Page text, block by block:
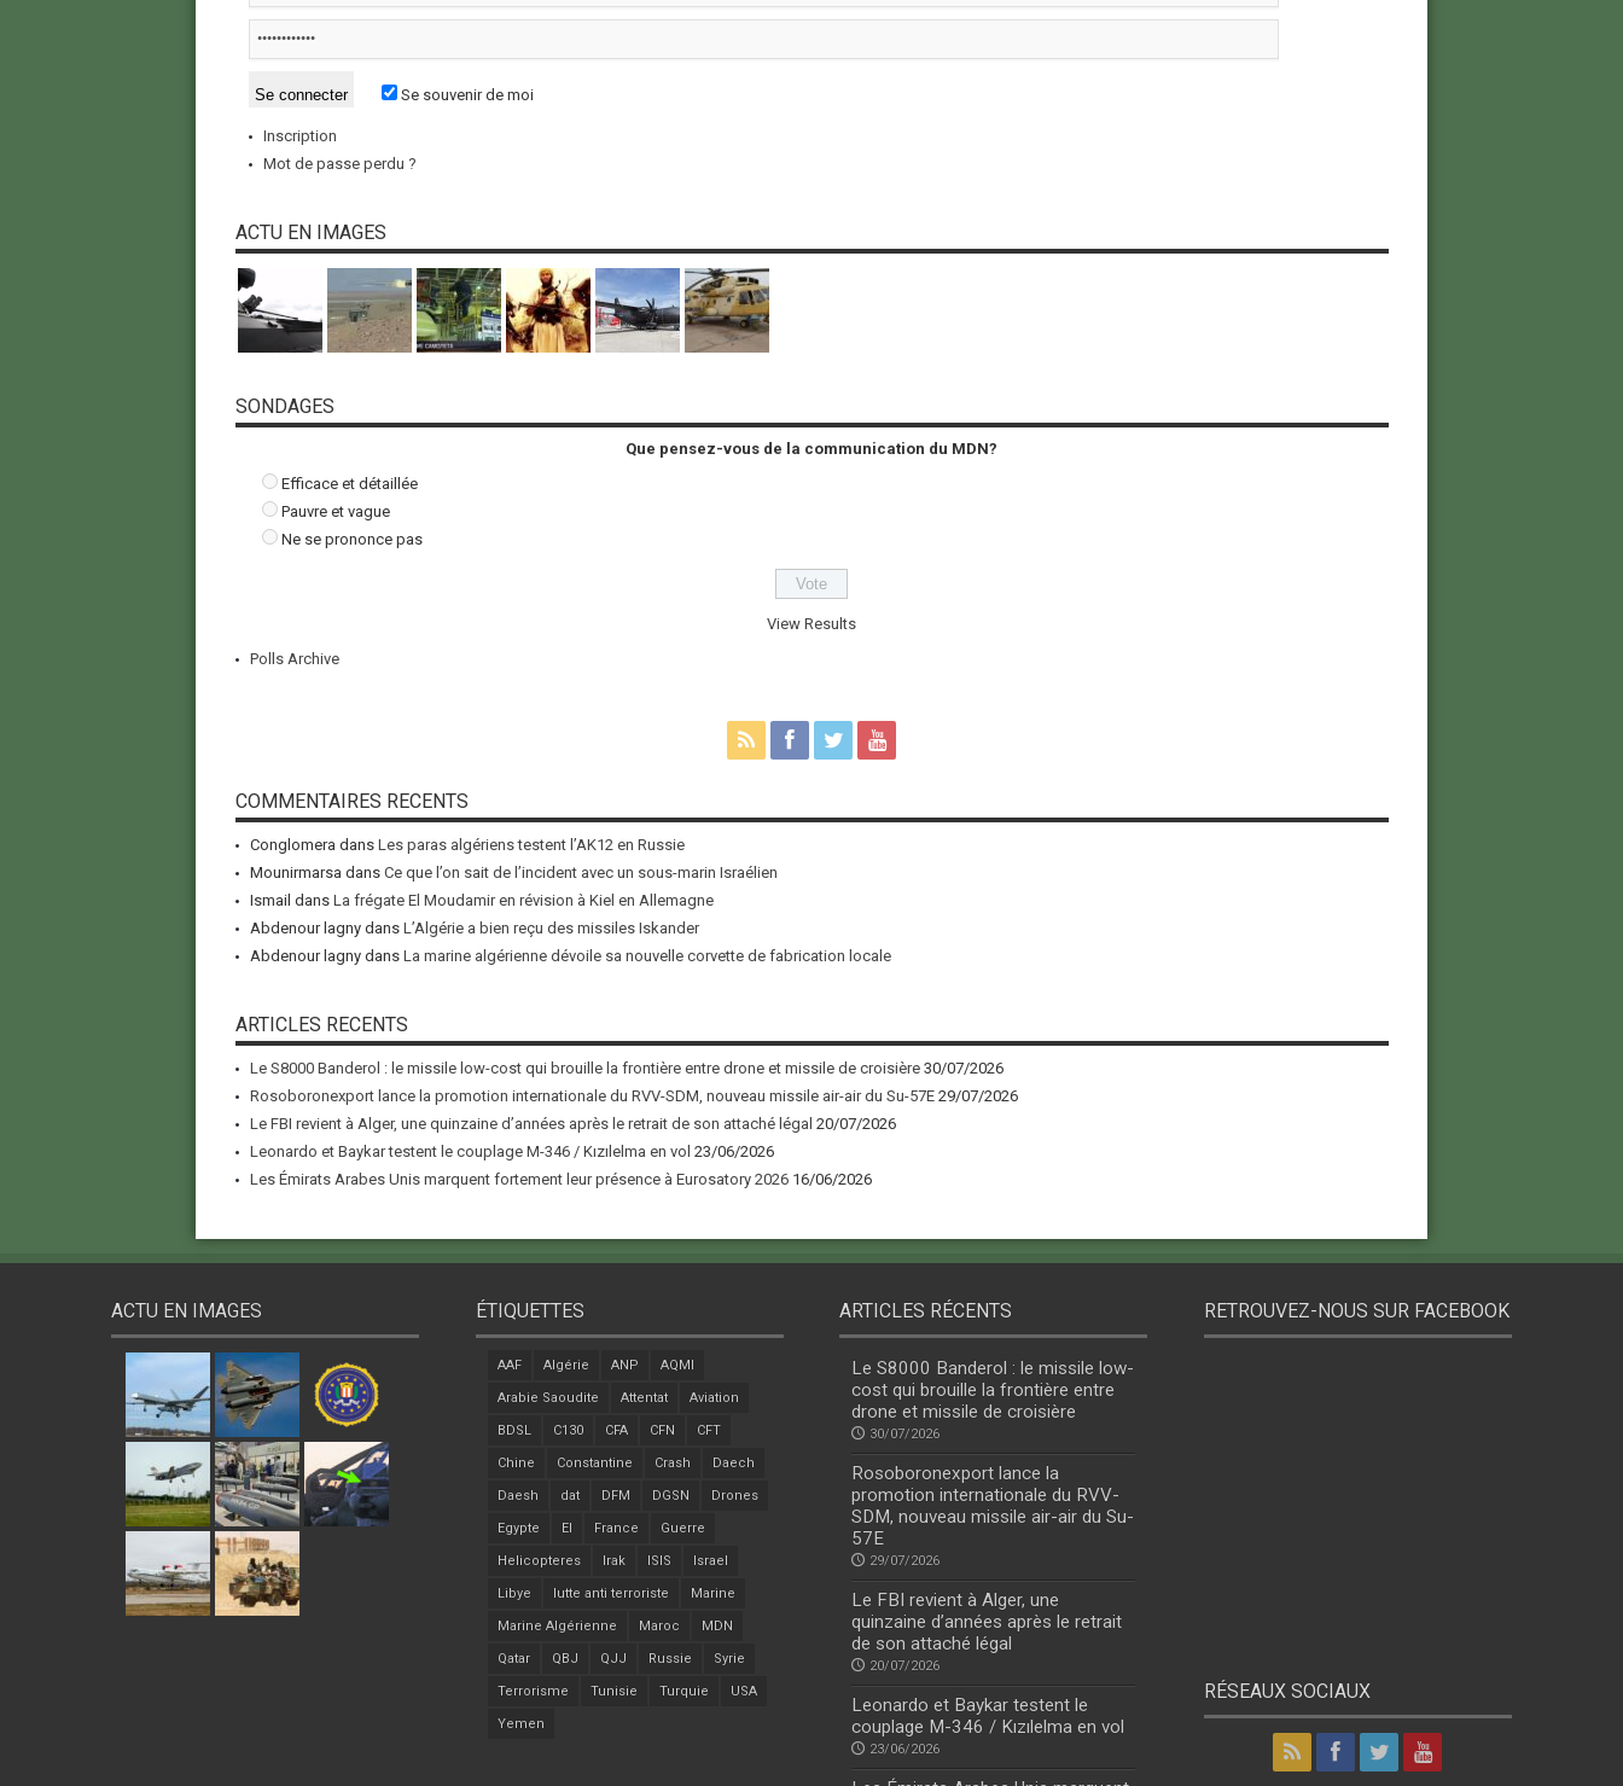
Se souvenir de moi
Inscription
Mot de passe perdu ?
ACTU EN IMAGES
SONDAGES
Que pensez-vous de la communication du MDN?
Efficace et détaillée
Pauvre et vague
Ne se prononce pas
View Results
Polls Archive
COMMENTAIRES RECENTS
Conglomera dans Les paras algériens testent l’AK12 en Russie
Mounirmarsa dans Ce que l’on sait de l’incident avec un sous-marin Israélien
Ismail dans La frégate El Moudamir en révision à Kiel en Allemagne
Abdenour lagnydans L’Algérie a bien reçu des missiles Iskander
Abdenour lagnydans La marine algérienne dévoile sa nouvelle corvette de fabrication locale
ARTICLES RECENTS
Le S8000 Banderol : le missile low-cost qui brouille la frontière entre drone et missile de croisière 30/07/2026
Rosoboronexport lance la promotion internationale du RVV-SDM, nouveau missile air-air du Su-57E 29/07/2026
Le FBI revient à Alger, une quinzaine d’années après le retrait de son attaché légal 20/07/2026
Leonardo et Baykar testent le couplage M-346 / Kızılelma en vol 23/06/2026
Les Émirats Arabes Unis marquent fortement leur présence à Eurosatory 2026 16/06/2026
ACTU EN IMAGES ÉTIQUETTES
AAF Algérie ANP AQMI
Arabie Saoudite Attentat Aviation
BDSL C130 CFA CFN CFT
Chine Constantine Crash Daech
Daesh dat DFM DGSN Drones
Egypte EI France Guerre
Helicopteres Irak ISIS Israel
Libye lutte anti terroriste Marine
Marine Algérienne Maroc MDN
Qatar QBJ QJJ Russie Syrie
Terrorisme Tunisie Turquie USA
Yemen
ARTICLES RÉCENTS
Le S8000 Banderol : le missile low-
cost qui brouille la frontière entre
drone et missile de croisière
30/07/2026
Rosoboronexport lance la
promotion internationale du RVV-
SDM, nouveau missile air-air du Su-
57E
29/07/2026
Le FBI revient à Alger, une
quinzaine d’années après le retrait
de son attaché légal
20/07/2026
Leonardo et Baykar testent le
couplage M-346 / Kızılelma en vol
23/06/2026
RETROUVEZ-NOUS SUR FACEBOOK
RÉSEAUX SOCIAUX